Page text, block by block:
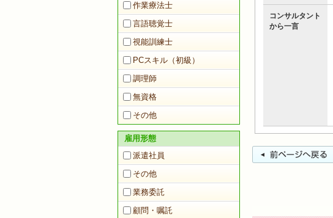
作業療法士
言語聴覚士
視能訓練士
PCスキル（初級）
調理師
無資格
その他
雇用形態
派遣社員
その他
業務委託
顧問・嘱託
コンサルタント
から一言